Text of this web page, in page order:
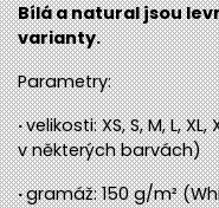
Bílá a natural jsou
varianty.
Parametry:
·velikosti: XS, S, M, L, XL,
v některých barvách)
·gramáž: 150 g/m²